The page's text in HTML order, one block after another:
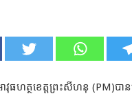
វុធហត្ថខេត្តព្រះសីហនុ (PM)បា